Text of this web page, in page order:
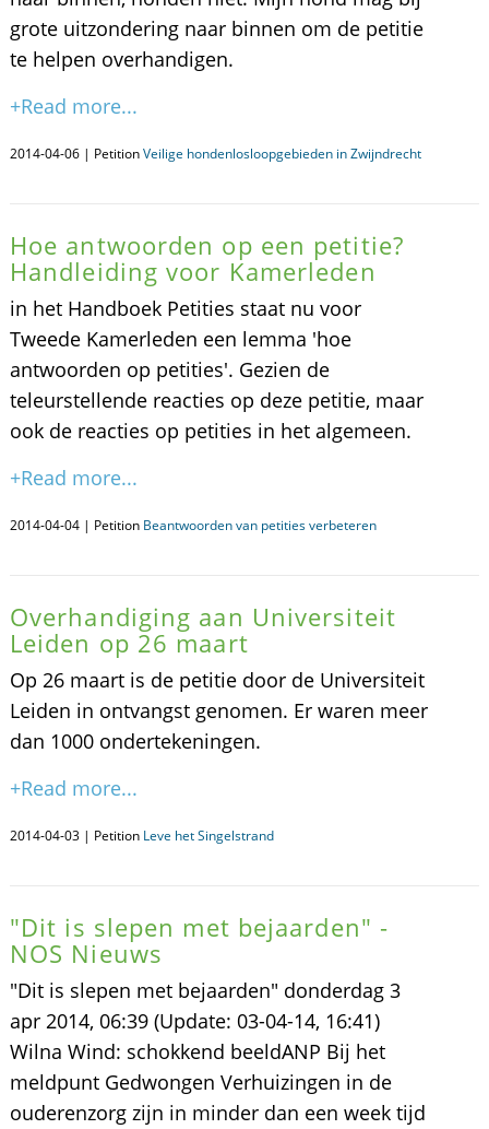
grote uitzondering naar binnen om de petitie
te helpen overhandigen.
+Read more...
2014-04-06 | PetitionVeilige hondenlosloopgebieden in Zwijndrecht
Hoe antwoorden op een petitie?
Handleiding voor Kamerleden
in het Handboek Petities staat nu voor
Tweede Kamerleden een lemma 'hoe
antwoorden op petities'. Gezien de
teleurstellende reacties op deze petitie, maar
ook de reacties op petities in het algemeen.
+Read more...
2014-04-04 | Petition Beantwoorden van petities verbeteren
Overhandiging aan Universiteit
Leiden op 26 maart
Op 26 maart is de petitie door de Universiteit
Leiden in ontvangst genomen. Er waren meer
dan 1000 ondertekeningen.
+Read more...
2014-04-03 | Petition Leve het Singelstrand
"Dit is slepen met bejaarden" -
NOS Nieuws
"Dit is slepen met bejaarden" donderdag 3
apr 2014, 06:39 (Update: 03-04-14, 16:41)
Wilna Wind: schokkend beeldANP Bij het
meldpunt Gedwongen Verhuizingen in de
ouderenzorg zijn in minder dan een week tijd